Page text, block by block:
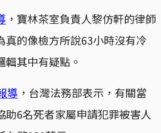
，寶林茶室負責人黎仿軒的律師
真的像檢方所說63小時沒有冷
其中有疑點。
導 ，台灣法務部表示，有關當
助6名死者家屬申請犯罪被害人